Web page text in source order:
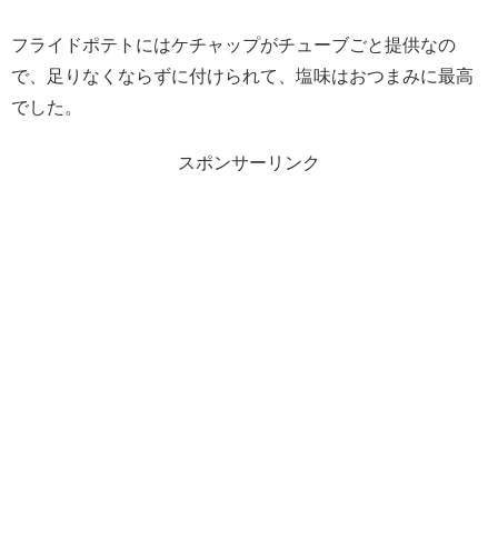
フライドポテトにはケチャップがチューブごと提供なの
で、足りなくならずに付けられて、塩味はおつまみに最高
でした。
スポンサーリンク